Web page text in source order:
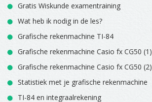
Gratis Wiskunde examentraining
Wat heb ik nodig in de les?
Grafische rekenmachine TI-84
Grafische rekenmachine Casio fx CG50 (1)
Grafische rekenmachine Casio fx CG50 (2)
Statistiek met je grafische rekenmachine
TI-84 en integraalrekening